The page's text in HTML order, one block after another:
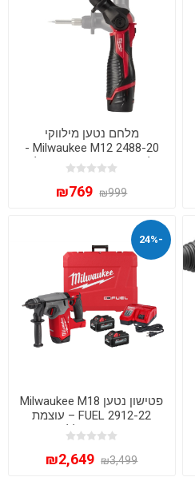
מלחם נטען מילווקי
Milwaukee M12 2488-20 -
מלחם מקצועי 12V גוף בלבד
₪999
₪769
-24%
פטישון נטען Milwaukee M18
FUEL 2912-22 – עוצמת
קידוח SDS Plus ללא פשרות
(כולל 2 סוללות 6Ah)
₪3,499
₪2,649